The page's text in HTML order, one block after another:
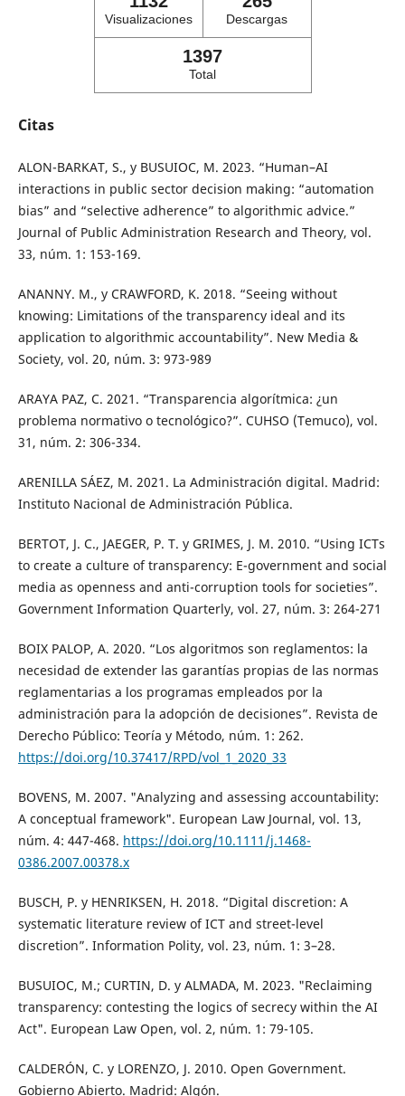
Visualizaciones Descargas
1397
Total
Citas
ALON-BARKAT, S., y BUSUIOC, M. 2023. “Human–AI
interactions in public sector decision making: “automation
bias” and “selective adherence” to algorithmic advice.”
Journal of Public Administration Research and Theory, vol.
33, núm. 1: 153-169.
ANANNY. M., y CRAWFORD, K. 2018. “Seeing without
knowing: Limitations of the transparency ideal and its
application to algorithmic accountability”. New Media &
Society, vol. 20, núm. 3: 973-989
ARAYA PAZ, C. 2021. “Transparencia algorítmica: ¿un
problema normativo o tecnológico?”. CUHSO (Temuco), vol.
31, núm. 2: 306-334.
ARENILLA SÁEZ, M. 2021. La Administración digital. Madrid:
Instituto Nacional de Administración Pública.
BERTOT, J. C., JAEGER, P. T. y GRIMES, J. M. 2010. “Using ICTs
to create a culture of transparency: E-government and social
media as openness and anti-corruption tools for societies”.
Government Information Quarterly, vol. 27, núm. 3: 264-271
BOIX PALOP, A. 2020. “Los algoritmos son reglamentos: la
necesidad de extender las garantías propias de las normas
reglamentarias a los programas empleados por la
administración para la adopción de decisiones”. Revista de
Derecho Público: Teoría y Método, núm. 1: 262.
https://doi.org/10.37417/RPD/vol_1_2020_33
BOVENS, M. 2007. "Analyzing and assessing accountability:
A conceptual framework". European Law Journal, vol. 13,
núm. 4: 447-468. https://doi.org/10.1111/j.1468-
0386.2007.00378.x
BUSCH, P. y HENRIKSEN, H. 2018. “Digital discretion: A
systematic literature review of ICT and street-level
discretion”. Information Polity, vol. 23, núm. 1: 3–28.
BUSUIOC, M.; CURTIN, D. y ALMADA, M. 2023. "Reclaiming
transparency: contesting the logics of secrecy within the AI
Act". European Law Open, vol. 2, núm. 1: 79-105.
CALDERÓN, C. y LORENZO, J. 2010. Open Government.
Gobierno Abierto. Madrid: Algón.